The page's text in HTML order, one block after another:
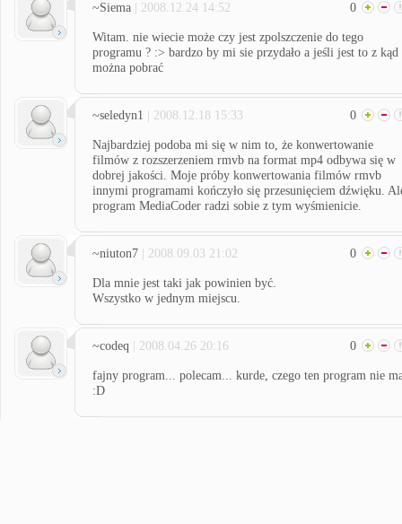
~Siema | 2008.12.24 14:52 0
Witam. nie wiecie może czy jest zpolszczenie do tego
programu ? :> bardzo by mi sie przydało a jeśli jest to z kąd
można pobrać
~seledyn1 | 2008.12.18 15:33 0
Najbardziej podoba mi się w nim to, że konwertowanie
filmów z rozszerzeniem rmvb na format mp4 odbywa się w
dobrej jakości. Moje próby konwertowania filmów rmvb
innymi programami kończyło się przesunięciem dźwięku.
program MediaCoder radzi sobie z tym wyśmienicie.
~niuton7 | 2008.09.03 21:02 0
Dla mnie jest taki jak powinien być.
Wszystko w jednym miejscu.
~codeq | 2008.04.26 20:16 0
fajny program... polecam... kurde, czego ten program nie
:D